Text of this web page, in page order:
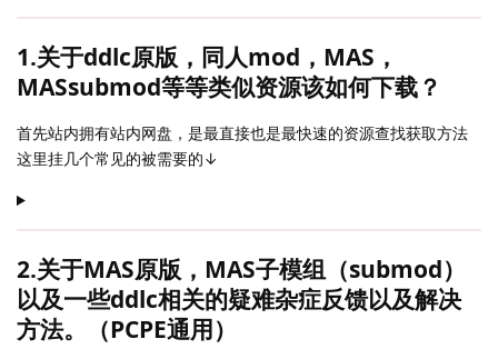
1.关于ddlc原版，同人mod，MAS，
MASsubmod等等类似资源该如何下载？
首先站内拥有站内网盘，是最直接也是最快速的资源查找获取方法
这里挂几个常见的被需要的↓
2.关于MAS原版，MAS子模组（submod）
以及一些ddlc相关的疑难杂症反馈以及解决
方法。（PCPE通用）